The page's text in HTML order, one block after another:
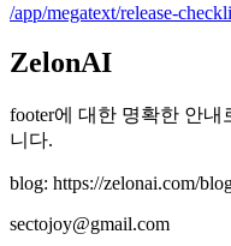
/app/megatext/release-
ZelonAI
footer에 대한 명확한 안
니다.
blog: https://zelonai.com/
sectojoy@gmail.com